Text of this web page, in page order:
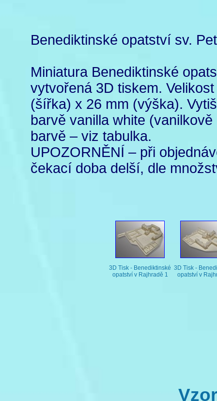
Benediktinské opatství sv.
Miniatura Benediktinské
vytvořená 3D tiskem.
(šířka) x 26 mm (výška).
barvě vanilla white
barvě – viz tabulka.
UPOZORNĚNÍ – při
čekací doba delší, dle
3D Tisk - Benediktinské
opatství v Rajhradě 1
3D Tisk -
opatství v